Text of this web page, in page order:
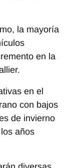
la mayoría
en la
en el
con bajos
de invierno
años